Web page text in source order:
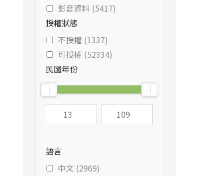
影音資料 (5417)
授權狀態
不授權 (1337)
可授權 (52334)
民國年份
語言
中文 (2969)